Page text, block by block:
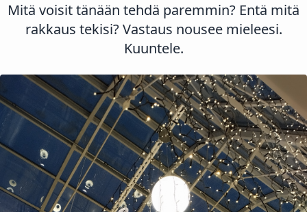
Mitä voisit tänään tehdä paremmin? Entä mitä
rakkaus tekisi? Vastaus nousee mieleesi.
Kuuntele.